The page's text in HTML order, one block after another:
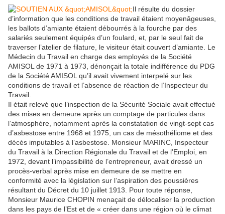
Il résulte du dossier
d’information que les conditions de travail étaient moyenâgeuses,
les ballots d’amiante étaient débourrés à la fourche par des
salariés seulement équipés d’un foulard, et, par le seul fait de
traverser l’atelier de filature, le visiteur était couvert d’amiante. Le
Médecin du Travail en charge des employés de la Société
AMISOL de 1971 à 1973, dénonçait la totale indifférence du PDG
de la Société AMISOL qu’il avait vivement interpelé sur les
conditions de travail et l’absence de réaction de l’Inspecteur du
Travail.
Il était relevé que l’inspection de la Sécurité Sociale avait effectué
des mises en demeure après un comptage de particules dans
l’atmosphère, notamment après la constatation de vingt-sept cas
d’asbestose entre 1968 et 1975, un cas de mésothéliome et des
décès imputables à l’asbestose. Monsieur MARINC, Inspecteur
du Travail à la Direction Régionale du Travail et de l’Emploi, en
1972, devant l’impassibilité de l’entrepreneur, avait dressé un
procès-verbal après mise en demeure de se mettre en
conformité avec la législation sur l’aspiration des poussières
résultant du Décret du 10 juillet 1913. Pour toute réponse,
Monsieur Maurice CHOPIN menaçait de délocaliser la production
dans les pays de l’Est et de « créer dans une région où le climat